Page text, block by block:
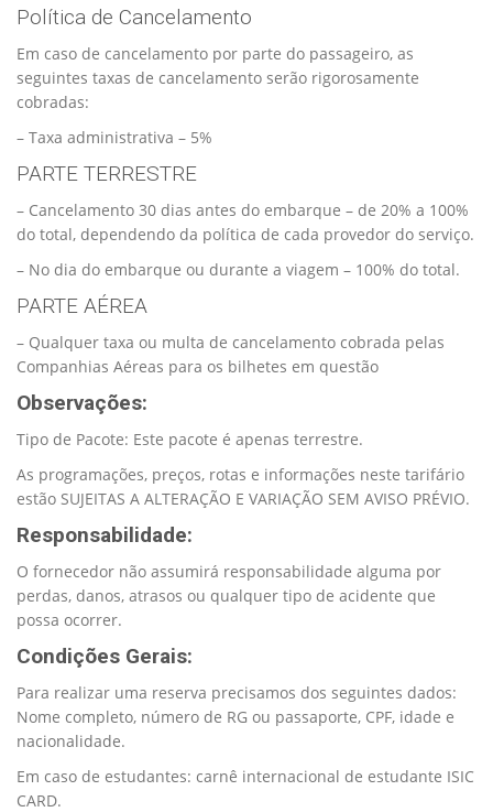
Política de Cancelamento
Em caso de cancelamento por parte do passageiro, as
seguintes taxas de cancelamento serão rigorosamente
cobradas:
– Taxa administrativa – 5%
PARTE TERRESTRE
– Cancelamento 30 dias antes do embarque – de 20% a 100%
do total, dependendo da política de cada provedor do serviço.
– No dia do embarque ou durante a viagem – 100% do total.
PARTE AÉREA
– Qualquer taxa ou multa de cancelamento cobrada pelas
Companhias Aéreas para os bilhetes em questão
Observações:
Tipo de Pacote: Este pacote é apenas terrestre.
As programações, preços, rotas e informações neste tarifário
estão SUJEITAS A ALTERAÇÃO E VARIAÇÃO SEM AVISO PRÉVIO.
Responsabilidade:
O fornecedor não assumirá responsabilidade alguma por
perdas, danos, atrasos ou qualquer tipo de acidente que
possa ocorrer.
Condições Gerais:
Para realizar uma reserva precisamos dos seguintes dados:
Nome completo, número de RG ou passaporte, CPF, idade e
nacionalidade.
Em caso de estudantes: carnê internacional de estudante ISIC
CARD.